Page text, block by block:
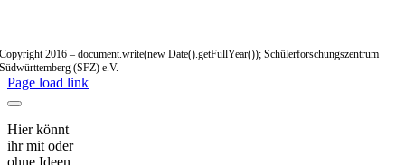
Copyright 2016 – document.write(new Date().getFullYear()); Schülerforschungszentrum
Südwürttemberg (SFZ) e.V.
Page load link
Hier könnt
ihr mit oder
ohne Ideen,